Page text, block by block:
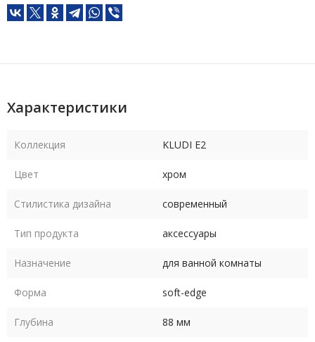
Характеристики
Коллекция KLUDI E2
Цвет хром
Стилистика дизайна современный
Тип продукта аксессуары
Назначение для ванной комнаты
Форма soft-edge
Глубина 88 мм